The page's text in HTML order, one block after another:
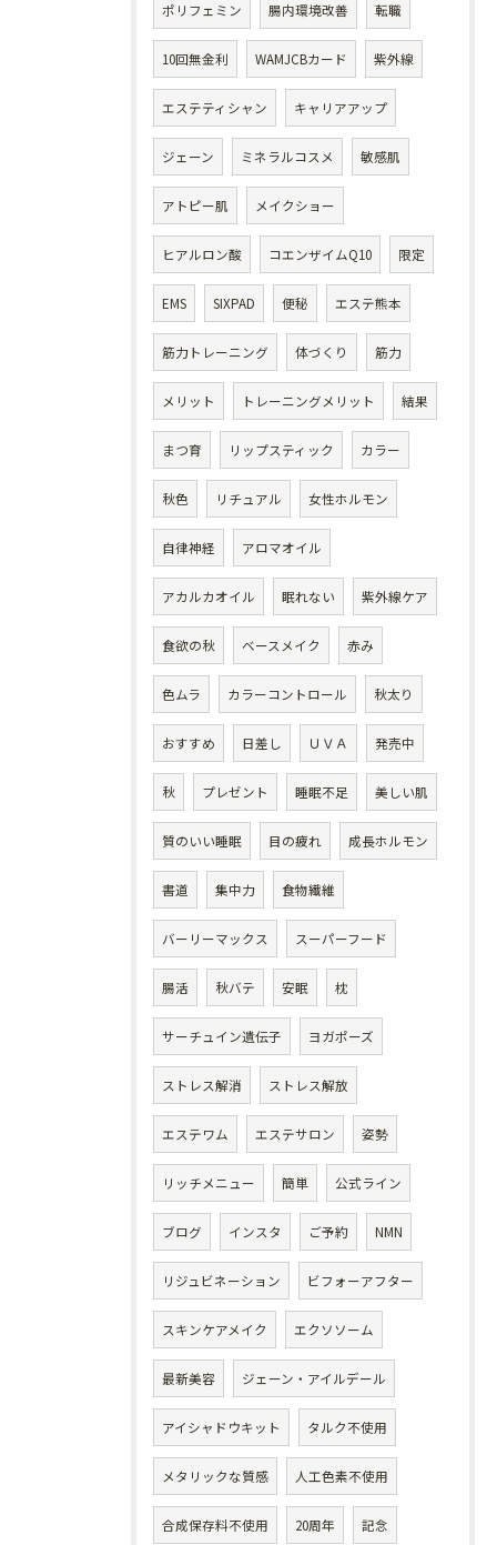
ポリフェミン 腸内環境改善 転職
10回無金利 WAMJCBカード 紫外線
エステティシャン キャリアアップ
ジェーン ミネラルコスメ 敏感肌
アトピー肌 メイクショー
ヒアルロン酸 コエンザイムQ10 限定
EMS SIXPAD 便秘 エステ熊本
筋力トレーニング 体づくり 筋力
メリット トレーニングメリット 結果
まつ育 リップスティック カラー
秋色 リチュアル 女性ホルモン
自律神経 アロマオイル
アカルカオイル 眠れない 紫外線ケア
食欲の秋 ベースメイク 赤み
色ムラ カラーコントロール 秋太り
おすすめ 日差し ＵＶＡ 発売中
秋 プレゼント 睡眠不足 美しい肌
質のいい睡眠 目の疲れ 成長ホルモン
書道 集中力 食物繊維
バーリーマックス スーパーフード
腸活 秋バテ 安眠 枕
サーチュイン遺伝子 ヨガポーズ
ストレス解消 ストレス解放
エステワム エステサロン 姿勢
リッチメニュー 簡単 公式ライン
ブログ インスタ ご予約 NMN
リジュビネーション ビフォーアフター
スキンケアメイク エクソソーム
最新美容 ジェーン・アイルデール
アイシャドウキット タルク不使用
メタリックな質感 人工色素不使用
合成保存料不使用 20周年 記念